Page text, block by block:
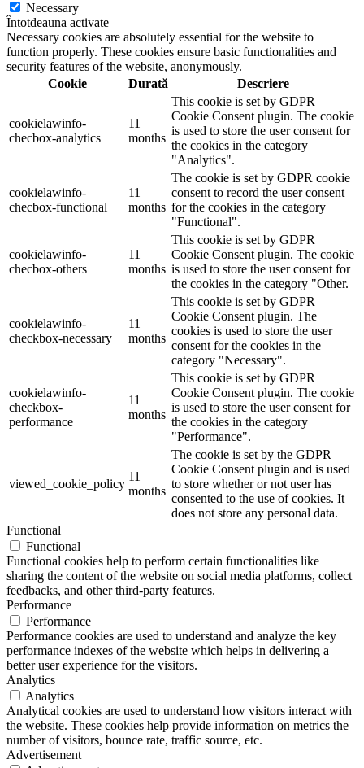
Necessary
Întotdeauna activate
Necessary cookies are absolutely essential for the website to
function properly. These cookies ensure basic functionalities and
security features of the website, anonymously.
Cookie
Durată Descriere
cookielawinfo-
checbox-analytics
11
months
This cookie is set by GDPR
Cookie Consent plugin. The cookie
is used to store the user consent for
the cookies in the category
"Analytics".
cookielawinfo-
checbox-functional
11
months
The cookie is set by GDPR cookie
consent to record the user consent
for the cookies in the category
"Functional".
cookielawinfo-
checbox-others
11
months
This cookie is set by GDPR
Cookie Consent plugin. The cookie
is used to store the user consent for
the cookies in the category "Other.
cookielawinfo-
checkbox-necessary
11
months
This cookie is set by GDPR
Cookie Consent plugin. The
cookies is used to store the user
consent for the cookies in the
category "Necessary".
cookielawinfo-
checkbox-
performance
11
months
This cookie is set by GDPR
Cookie Consent plugin. The cookie
is used to store the user consent for
the cookies in the category
"Performance".
viewed_cookie_policy
11
months
The cookie is set by the GDPR
Cookie Consent plugin and is used
to store whether or not user has
consented to the use of cookies. It
does not store any personal data.
Functional
Functional
Functional cookies help to perform certain functionalities like
sharing the content of the website on social media platforms, collect
feedbacks, and other third-party features.
Performance
Performance
Performance cookies are used to understand and analyze the key
performance indexes of the website which helps in delivering a
better user experience for the visitors.
Analytics
Analytics
Analytical cookies are used to understand how visitors interact with
the website. These cookies help provide information on metrics the
number of visitors, bounce rate, traffic source, etc.
Advertisement